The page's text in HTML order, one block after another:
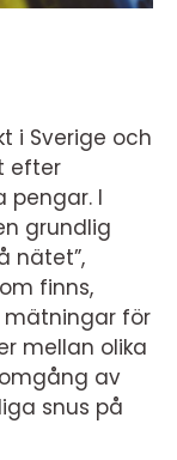
i Sverige och
efter
pengar. I
grundlig
nätet”,
finns,
för
mellan olika
av
snus på